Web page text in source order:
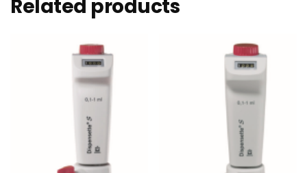
Related products